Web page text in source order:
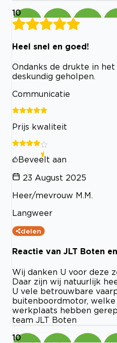
10
Heel snel en goed!
Ondanks de drukte in het
deskundig geholpen.
Communicatie
Prijs kwaliteit
Beveelt aan
23 August 2025
Heer/mevrouw M.M.
Langweer
delen
Reactie van JLT Boten
Wij danken U voor deze
Daar zijn wij natuurlijk
U vele betrouwbare
buitenboordmotor,
werkplaats hebben
team JLT Boten
10